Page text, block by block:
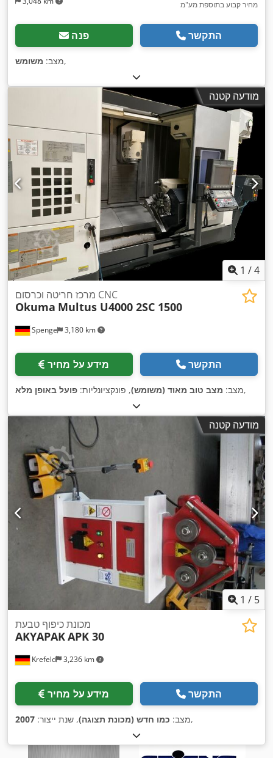
מחיר קבוע בתוספת מע"מ
פנה התקשר
מצב: משומש ,
מודעה קטנה
1 /4
Spenge 3,180 km
מרכז חריטה וכרסום CNC
Okuma Multus U4000 2SC 1500
מידע על מחיר התקשר
מצב: מצב טוב מאוד (משומש), פונקציונליות: פועל באופן מלא ,
מודעה קטנה
1 / 5
Krefeld 3,236 km
מכונת כיפוף טבעת
AKYAPAKAPK 30
מידע על מחיר התקשר
מצב: כמו חדש (מכונת תצוגה), שנת ייצור: 2007 ,